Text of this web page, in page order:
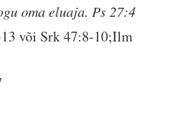
oma eluaja. Ps 27:4
või Srk 47:8-10;Ilm